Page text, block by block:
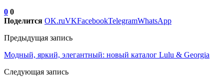
0 0
Поделится OK.ruVKFacebookTelegramWhatsApp
Предыдущая запись
Модный, яркий, элегантный: новый каталог Lulu & Georgia
Следующая запись